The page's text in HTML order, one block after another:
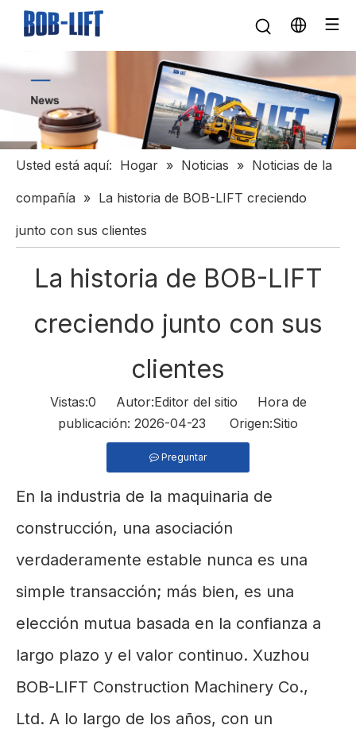
Usted está aquí: Hogar » Noticias » Noticias de la
compañía » La historia de BOB-LIFT creciendo
junto con sus clientes
La historia de BOB-LIFT
creciendo junto con sus
clientes
Vistas:0 Autor:Editor del sitio Hora de
publicación: 2026-04-23 Origen:Sitio
Preguntar
En la industria de la maquinaria de
construcción, una asociación
verdaderamente estable nunca es una
simple transacción; más bien, es una
elección mutua basada en la confianza a
largo plazo y el valor continuo. Xuzhou
BOB-LIFT Construction Machinery Co.,
Ltd. A lo largo de los años, con un